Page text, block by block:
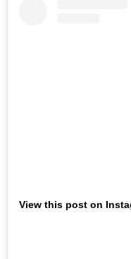
View this post on